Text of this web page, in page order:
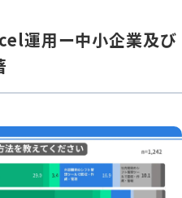
運用ー中小企業及び